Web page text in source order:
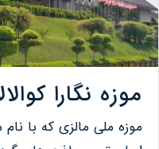
موزه نگارا
موزه ملی مالزی که با نام